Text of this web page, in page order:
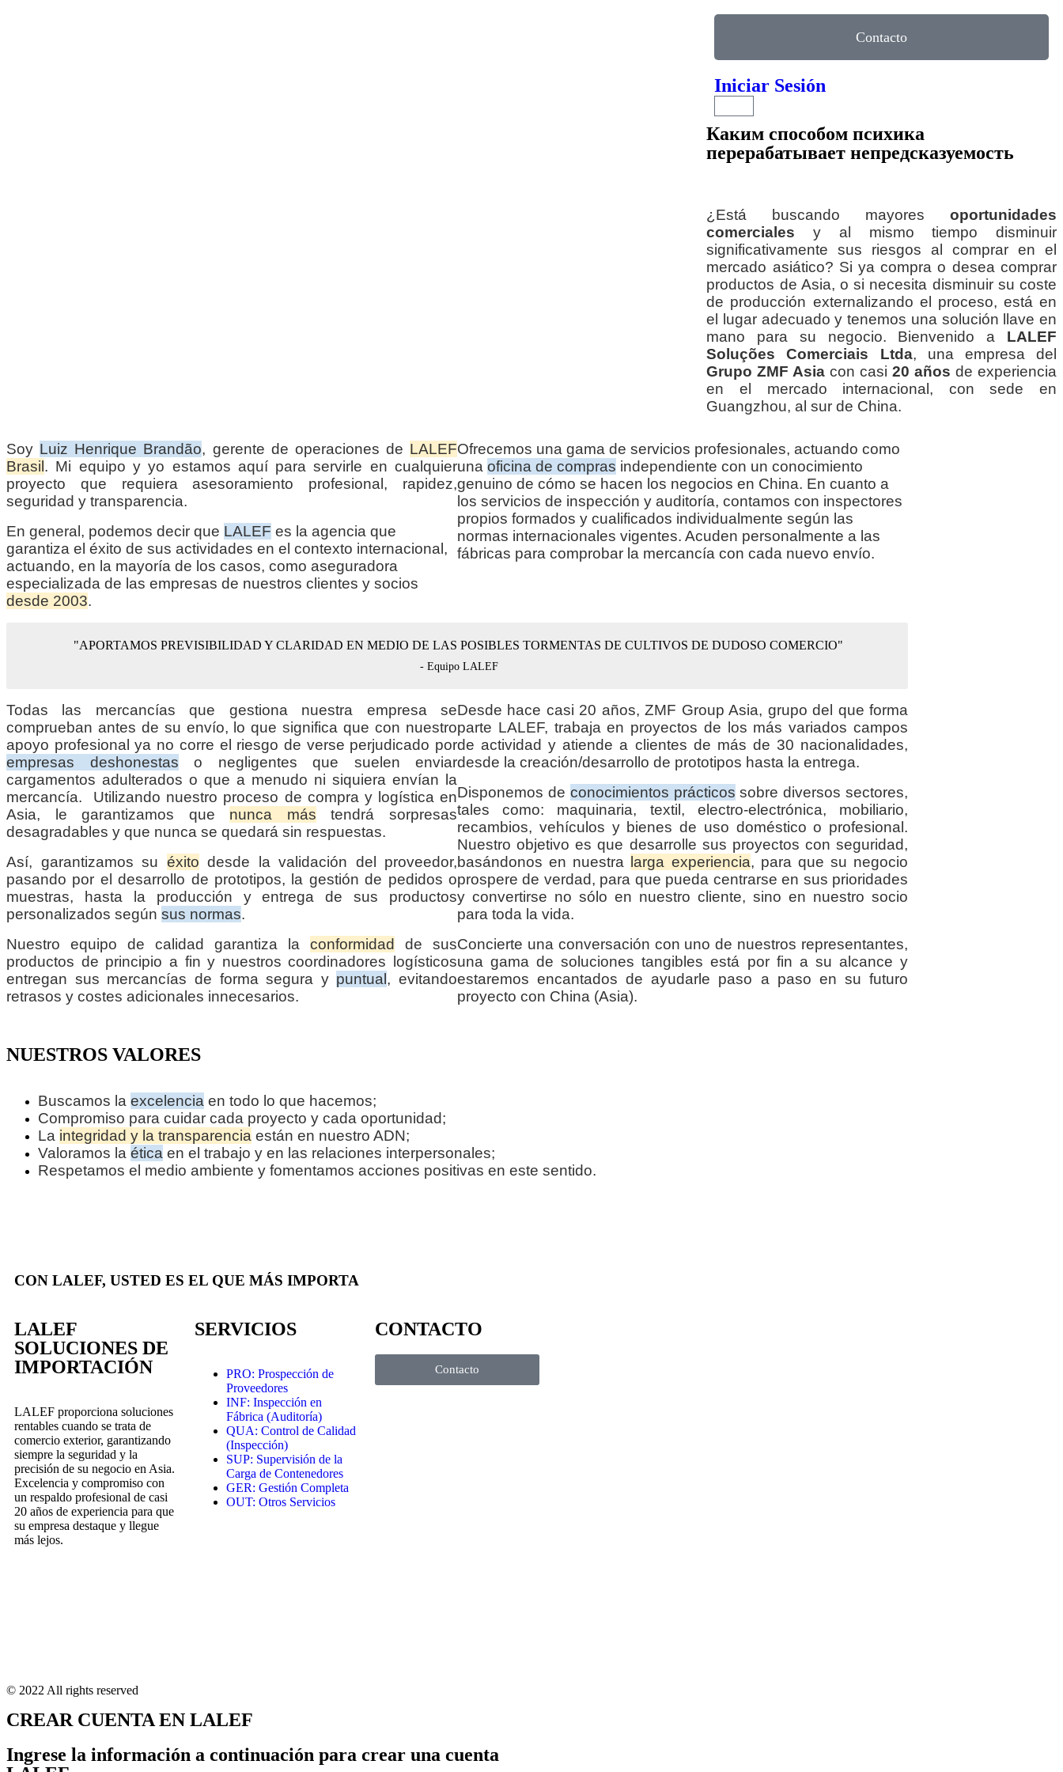
Contacto
Iniciar Sesión
Каким способом психика
перерабатывает непредсказуемость
¿Está buscando mayores oportunidades
comercialesy al mismo tiempo disminuir
significativamente sus riesgos al comprar en el
mercado asiático? Si ya compra o desea comprar
productos de Asia, o si necesita disminuir su coste
de producción externalizando el proceso, está en
el lugar adecuado y tenemos una solución llave en
mano para su negocio. Bienvenido a LALEF
Soluções Comerciais Ltda, una empresa del
Grupo ZMF Asia con casi20 años de experiencia
en el mercado internacional, con sede en
Guangzhou, al sur de China.
Soy Luiz Henrique Brandão, gerente de operaciones de LALEF
Brasil . Mi equipo y yo estamos aquí para servirle en cualquier
proyecto que requiera asesoramiento profesional, rapidez,
seguridad y transparencia.
En general, podemos decir que LALEF es la agencia que
garantiza el éxito de sus actividades en el contexto internacional,
actuando, en la mayoría de los casos, como aseguradora
especializada de las empresas de nuestros clientes y socios
desde 2003.
Ofrecemos una gama de servicios profesionales, actuando como
una oficina de compras independiente con un conocimiento
genuino de cómo se hacen los negocios en China. En cuanto a
los servicios de inspección y auditoría, contamos con inspectores
propios formados y cualificados individualmente según las
normas internacionales vigentes. Acuden personalmente a las
fábricas para comprobar la mercancía con cada nuevo envío.
"APORTAMOS PREVISIBILIDAD Y CLARIDAD EN MEDIO DE LAS POSIBLES TORMENTAS DE CULTIVOS DE DUDOSO COMERCIO"
- Equipo LALEF
Todas las mercancías que gestiona nuestra empresa se
comprueban antes de su envío, lo que significa que con nuestro
apoyo profesional ya no corre el riesgo de verse perjudicado por
empresas deshonestas o negligentes que suelen enviar
cargamentos adulterados o que a menudo ni siquiera envían la
mercancía. Utilizando nuestro proceso de compra y logística en
Asia, le garantizamos que nunca más tendrá sorpresas
desagradables y que nunca se quedará sin respuestas.
Así, garantizamos su éxito desde la validación del proveedor,
pasando por el desarrollo de prototipos, la gestión de pedidos o
muestras, hasta la producción y entrega de sus productos
personalizados según sus normas.
Nuestro equipo de calidad garantiza la conformidad
de sus
productos de principio a fin y nuestros coordinadores logísticos
entregan sus mercancías de forma segura y puntual , evitando
retrasos y costes adicionales innecesarios.
Desde hace casi 20 años, ZMF Group Asia, grupo del que forma
parte LALEF, trabaja en proyectos de los más variados campos
de actividad y atiende a clientes de más de 30 nacionalidades,
desde la creación/desarrollo de prototipos hasta la entrega.
Disponemos de conocimientos prácticos sobre diversos sectores,
tales como: maquinaria, textil, electro-electrónica, mobiliario,
recambios, vehículos y bienes de uso doméstico o profesional.
Nuestro objetivo es que desarrolle sus proyectos con seguridad,
basándonos en nuestra
larga experiencia, para que su negocio
prospere de verdad, para que pueda centrarse en sus prioridades
y convertirse no sólo en nuestro cliente, sino en nuestro socio
para toda la vida.
Concierte una conversación con uno de nuestros representantes,
una gama de soluciones tangibles está por fin a su alcance y
estaremos encantados de ayudarle paso a paso en su futuro
proyecto con China (Asia).
NUESTROS VALORES
Buscamos la excelencia en todo lo que hacemos;
Compromiso para cuidar cada proyecto y cada oportunidad;
La integridad y la transparencia están en nuestro ADN;
Valoramos la ética en el trabajo y en las relaciones interpersonales;
Respetamos el medio ambiente y fomentamos acciones positivas en este sentido.
CON LALEF, USTED ES EL QUE MÁS IMPORTA
LALEF
SOLUCIONES DE
IMPORTACIÓN
LALEF proporciona soluciones
rentables cuando se trata de
comercio exterior, garantizando
siempre la seguridad y la
precisión de su negocio en Asia.
Excelencia y compromiso con
un respaldo profesional de casi
20 años de experiencia para que
su empresa destaque y llegue
más lejos.
SERVICIOS
PRO: Prospección de
Proveedores
INF: Inspección en
Fábrica (Auditoría)
QUA: Control de Calidad
(Inspección)
SUP: Supervisión de la
Carga de Contenedores
GER: Gestión Completa
OUT: Otros Servicios
CONTACTO
Contacto
© 2022 All rights reserved
CREAR CUENTA EN LALEF
Ingrese la información a continuación para crear una cuenta